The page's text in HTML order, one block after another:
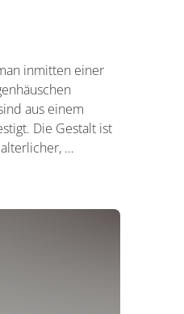
inmitten einer
aus einem
Die Gestalt ist
…